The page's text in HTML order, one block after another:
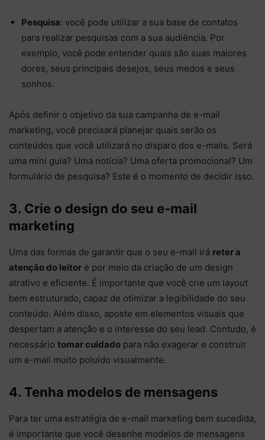
Pesquisa: você pode utilizar a sua base de contatos
para realizar pesquisas com a sua audiência. Por
exemplo, você pode entender quais são suas maiores
dores, seus principais desejos, seus medos e seus
sonhos.
Após definir o objetivo da sua campanha de e-mail
marketing, você precisará planejar quais serão os
conteúdos que você utilizará no disparo dos e-mails. Será
uma mini guia? Uma notícia? Uma oferta promocional? Um
formulário de pesquisa? Este é o momento de decidir isso.
3. Crie o design do seu e-mail
marketing
Uma das formas de garantir que o seu e-mail irá reter a
atenção do leitor é por meio da criação de um design
atrativo e eficiente. É importante que você crie um layout
bem estruturado, capaz de otimizar a legibilidade do seu
conteúdo. Além disso, aposte em elementos visuais que
despertam a atenção e o interesse do seu lead. Contudo, é
necessário tomar cuidado para não exagerar e construir
um e-mail muito poluído visualmente.
4. Tenha modelos de mensagens
Para ter uma estratégia de e-mail marketing bem sucedida,
é importante que você desenhe modelos de mensagens